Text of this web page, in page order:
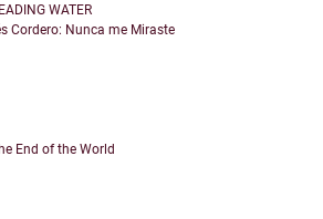
WATER
Cordero: Nunca me Miraste
End of the World